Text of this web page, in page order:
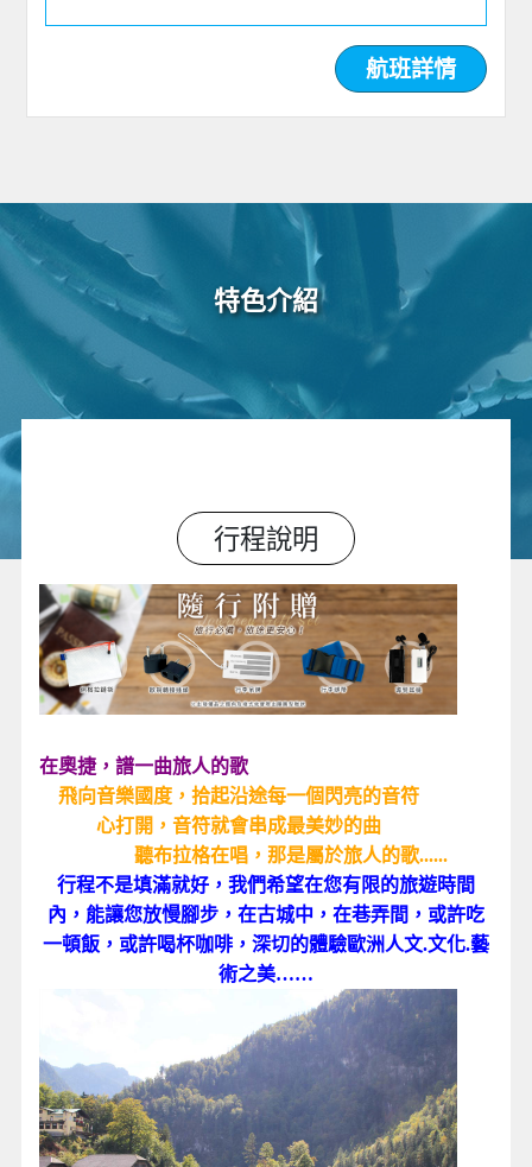
航班詳情
特色介紹
行程說明
在奧捷，譜一曲旅人的歌
飛向音樂國度，拾起沿途每一個閃亮的音符
心打開，音符就會串成最美妙的曲
聽布拉格在唱，那是屬於旅人的歌......
行程不是填滿就好，我們希望在您有限的旅遊時間
內，能讓您放慢腳步，在古城中，在巷弄間，或許吃
一頓飯，或許喝杯咖啡，深切的體驗歐洲人文.文化.藝
術之美……